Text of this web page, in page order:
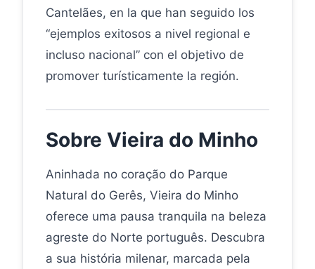
Cantelães, en la que han seguido los
“ejemplos exitosos a nivel regional e
incluso nacional” con el objetivo de
promover turísticamente la región.
Sobre Vieira do Minho
Aninhada no coração do Parque
Natural do Gerês, Vieira do Minho
oferece uma pausa tranquila na beleza
agreste do Norte português. Descubra
a sua história milenar, marcada pela